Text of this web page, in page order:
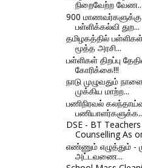
நிறைவேற்ற வேண...
900 மாணவர்களுக்கு
பள்ளிக்கல்வி துற...
தமிழகத்தில்
மூத்த அரசி...
பள்ளிகள் திறப்பு
கோரிக்கை!!!
நாடு முழுவதும்
முக்கிய மாற்ற...
பணிநிரவல்
DSE - BT
Counselling As
எண்ணும் எழுத்தும் -
அட்டவணை...